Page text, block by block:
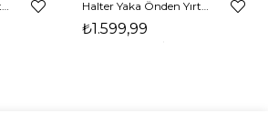
₺1.599,99